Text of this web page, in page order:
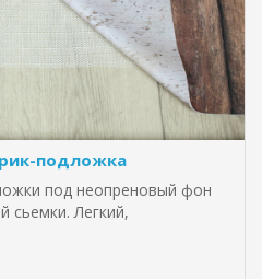
подложка
под неопреновый фон
сьемки. Легкий,